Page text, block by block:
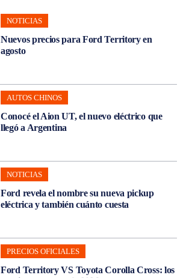
NOTICIAS
Nuevos precios para Ford Territory en
agosto
AUTOS CHINOS
Conocé el Aion UT, el nuevo eléctrico que
llegó a Argentina
NOTICIAS
Ford revela el nombre su nueva pickup
eléctrica y también cuánto cuesta
PRECIOS OFICIALES
Ford Territory VS Toyota Corolla Cross: los